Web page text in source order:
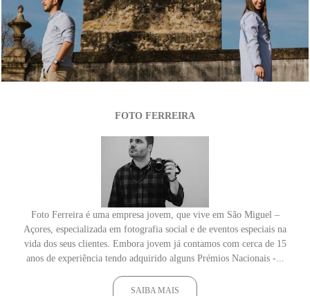
2749 6
FOTO FERREIRA
Foto Ferreira é uma empresa jovem, que vive em São Miguel –
Açores, especializada em fotografia social e de eventos especiais na
vida dos seus clientes. Embora jovem já contamos com cerca de 15
anos de experiência tendo adquirido alguns Prémios Nacionais -...
SAIBA MAIS